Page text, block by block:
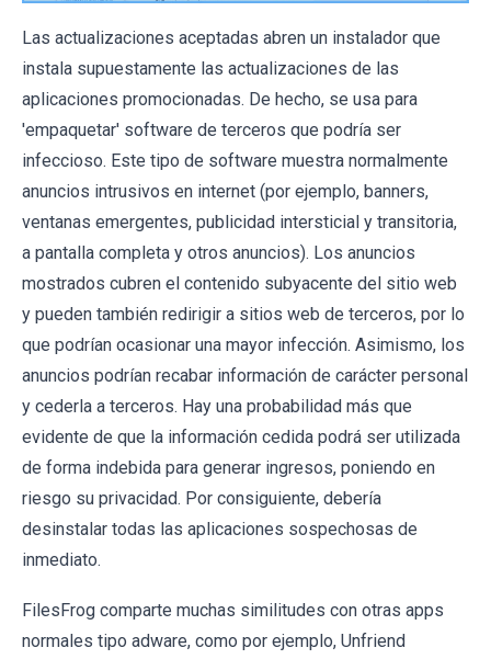
Las actualizaciones aceptadas abren un instalador que
instala supuestamente las actualizaciones de las
aplicaciones promocionadas. De hecho, se usa para
'empaquetar' software de terceros que podría ser
infeccioso. Este tipo de software muestra normalmente
anuncios intrusivos en internet (por ejemplo, banners,
ventanas emergentes, publicidad intersticial y transitoria,
a pantalla completa y otros anuncios). Los anuncios
mostrados cubren el contenido subyacente del sitio web
y pueden también redirigir a sitios web de terceros, por lo
que podrían ocasionar una mayor infección. Asimismo, los
anuncios podrían recabar información de carácter personal
y cederla a terceros. Hay una probabilidad más que
evidente de que la información cedida podrá ser utilizada
de forma indebida para generar ingresos, poniendo en
riesgo su privacidad. Por consiguiente, debería
desinstalar todas las aplicaciones sospechosas de
inmediato.
FilesFrog comparte muchas similitudes con otras apps
normales tipo adware, como por ejemplo, Unfriend